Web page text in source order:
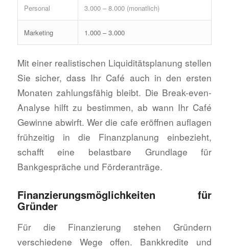
Personal 3.000 – 8.000 (monatlich)
Marketing 1.000 – 3.000
Mit einer realistischen Liquiditätsplanung stellen
Sie sicher, dass Ihr Café auch in den ersten
Monaten zahlungsfähig bleibt. Die Break-even-
Analyse hilft zu bestimmen, ab wann Ihr Café
Gewinne abwirft. Wer die cafe eröffnen auflagen
frühzeitig in die Finanzplanung einbezieht,
schafft eine belastbare Grundlage für
Bankgespräche und Förderanträge.
Finanzierungsmöglichkeiten für
Gründer
Für die Finanzierung stehen Gründern
verschiedene Wege offen. Bankkredite und